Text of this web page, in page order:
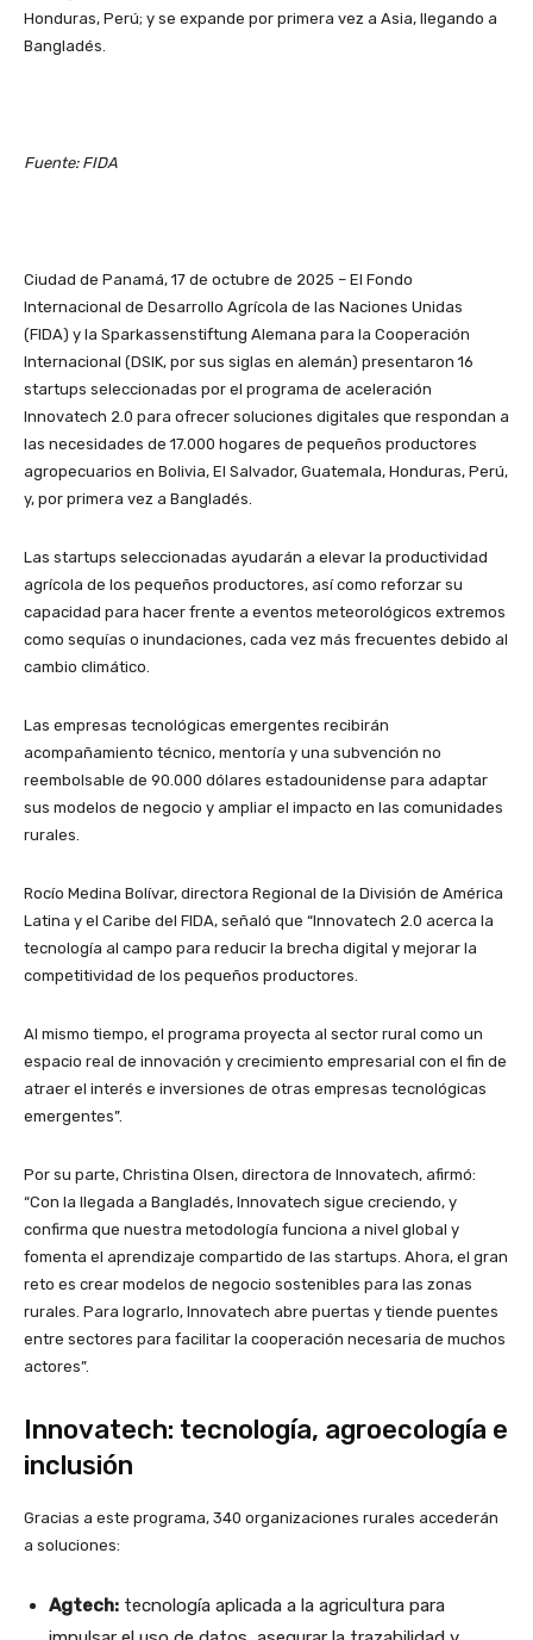
Honduras, Perú; y se expande por primera vez a Asia, llegando a
Bangladés.
Fuente: FIDA
Ciudad de Panamá, 17 de octubre de 2025 – El Fondo
Internacional de Desarrollo Agrícola de las Naciones Unidas
(FIDA) y la Sparkassenstiftung Alemana para la Cooperación
Internacional (DSIK, por sus siglas en alemán) presentaron 16
startups seleccionadas por el programa de aceleración
Innovatech 2.0 para ofrecer soluciones digitales que respondan a
las necesidades de 17.000 hogares de pequeños productores
agropecuarios en Bolivia, El Salvador, Guatemala, Honduras, Perú,
y, por primera vez a Bangladés.
Las startups seleccionadas ayudarán a elevar la productividad
agrícola de los pequeños productores, así como reforzar su
capacidad para hacer frente a eventos meteorológicos extremos
como sequías o inundaciones, cada vez más frecuentes debido al
cambio climático.
Las empresas tecnológicas emergentes recibirán
acompañamiento técnico, mentoría y una subvención no
reembolsable de 90.000 dólares estadounidense para adaptar
sus modelos de negocio y ampliar el impacto en las comunidades
rurales.
Rocío Medina Bolívar, directora Regional de la División de América
Latina y el Caribe del FIDA, señaló que “Innovatech 2.0 acerca la
tecnología al campo para reducir la brecha digital y mejorar la
competitividad de los pequeños productores.
Al mismo tiempo, el programa proyecta al sector rural como un
espacio real de innovación y crecimiento empresarial con el fin de
atraer el interés e inversiones de otras empresas tecnológicas
emergentes”.
Por su parte, Christina Olsen, directora de Innovatech, afirmó:
“Con la llegada a Bangladés, Innovatech sigue creciendo, y
confirma que nuestra metodología funciona a nivel global y
fomenta el aprendizaje compartido de las startups. Ahora, el gran
reto es crear modelos de negocio sostenibles para las zonas
rurales. Para lograrlo, Innovatech abre puertas y tiende puentes
entre sectores para facilitar la cooperación necesaria de muchos
actores”.
Innovatech: tecnología, agroecología e
inclusión
Gracias a este programa, 340 organizaciones rurales accederán
a soluciones:
Agtech: tecnología aplicada a la agricultura para